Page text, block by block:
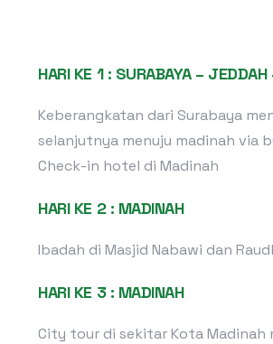
HARI KE 1 : SURABAYA –
Keberangkatan dari Surabaya
selanjutnya menuju madinah via
Check-in hotel di Madinah
HARI KE 2 : MADINAH
Ibadah di Masjid Nabawi dan
HARI KE 3 : MADINAH
City tour di sekitar Kota Madinah